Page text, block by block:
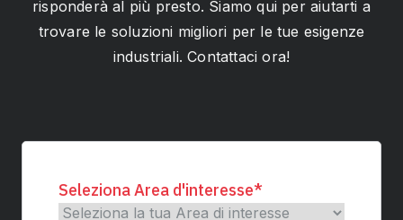
risponderà al più presto. Siamo qui per aiutarti a
trovare le soluzioni migliori per le tue esigenze
industriali. Contattaci ora!
Seleziona Area d'interesse*